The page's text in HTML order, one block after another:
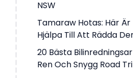
NSW
Tamaraw Hotas: Här Är
Hjälpa Till Att Rädda
20 Bästa
Ren Och Snygg Road